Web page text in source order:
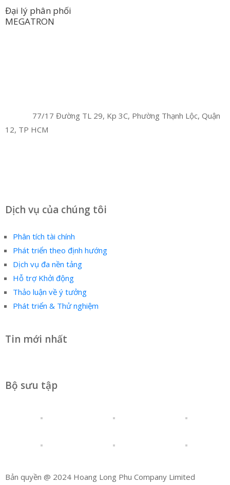
Đại lý phân phối
MEGATRON
77/17 Đường TL 29, Kp 3C, Phường Thạnh Lộc, Quận
12, TP HCM
Dịch vụ của chúng tôi
Phân tích tài chính
Phát triển theo định hướng
Dịch vụ đa nền tảng
Hỗ trợ Khởi động
Thảo luận về ý tưởng
Phát triển & Thử nghiệm
Tin mới nhất
Bộ sưu tập
Bản quyền @ 2024 Hoang Long Phu Company Limited